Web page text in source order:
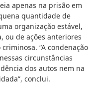
apenas na prisão em
quantidade de
organização estável,
ou de ações anteriores
“A condenação
circunstâncias
dos autos nem na
conclui.